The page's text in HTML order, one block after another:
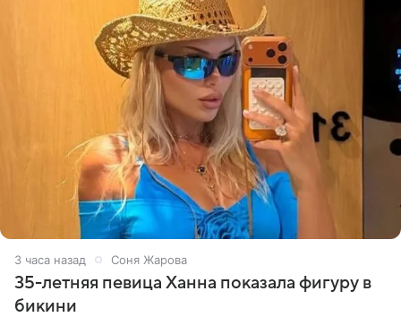
3 часа назад Соня Жарова
35-летняя певица Ханна показала фигуру в
бикини